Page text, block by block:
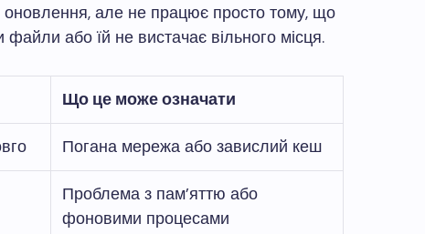
але не працює просто тому, що
або їй не вистачає вільного місця.
Що це може означати
Погана мережа або завислий кеш
Проблема з пам’яттю або
фоновими процесами